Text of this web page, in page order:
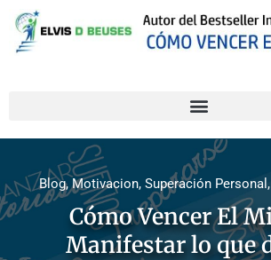
Blog, Motivacion, Superación Personal ,
Cómo Vencer El
Manifestar lo que